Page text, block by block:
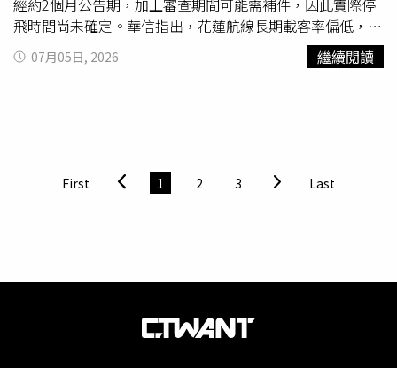
120%；台達電受惠資料中心電力與電源需求成長，漲幅同
樣約120%。葉育碩指出，這是009803今年績效相對突出的
主要原因。他進一步說明，009803每半年進行一次成分股
顧成長性與防禦收益能力。在配息機制部分，葉育碩表示，
009803採季配息，配息月份為三月、六月、九月及十二
力」，並非單純挑選市值最大的公司，而是在大型權值股之
效亮眼不代表未來將持續領先，AI相關題材熱度、個股估值
與市場資金流向，仍須持續觀察。※免責聲明：文中所提之
經約2個月公告期，加上審查期間可能需補件，因此實際停
飛時間尚未確定。華信指出，花蓮航線長期載客率偏低，高
雄往返花蓮約2成、台中往返約3成，甚至曾出現單班僅5名
旅客搭乘的情況。現行票價方面，台中、高雄至花蓮約
燃油成本占比由13％升至21％，2航線每年虧損約7000萬至
7500萬元，等同「飛一班賠一班」。相較之下，離島航線
此，民航局回應已收到華信航空的停飛申請，正依規定審查
07月05日, 2026 繼續閱讀
First 1 2 3 Last